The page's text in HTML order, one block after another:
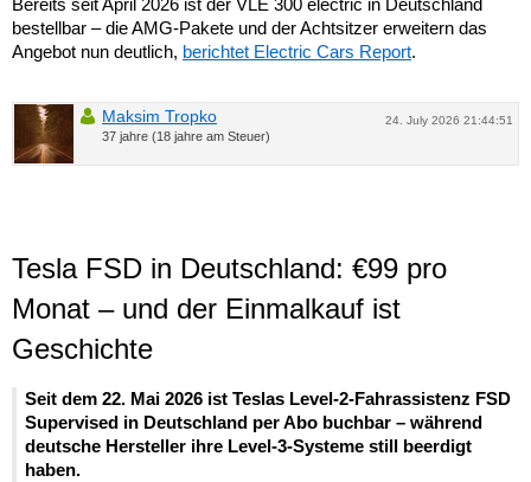
Bereits seit April 2026 ist der VLE 300 electric in Deutschland
bestellbar – die AMG-Pakete und der Achtsitzer erweitern das
Angebot nun deutlich, berichtet Electric Cars Report.
24. July 2026 21:44:51
Maksim Tropko
37 jahre (18 jahre am Steuer)
Tesla FSD in Deutschland: €99 pro
Monat – und der Einmalkauf ist
Geschichte
Seit dem 22. Mai 2026 ist Teslas Level-2-Fahrassistenz FSD
Supervised in Deutschland per Abo buchbar – während
deutsche Hersteller ihre Level-3-Systeme still beerdigt
haben.